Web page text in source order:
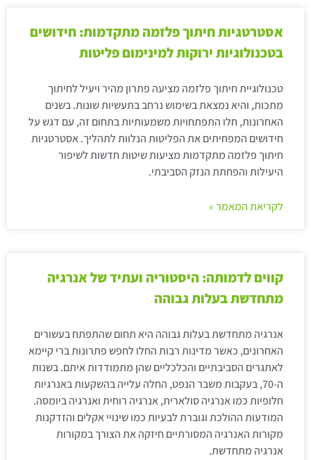
אסטרטגיות חיתוך פלזמה מתקדמות: חידושים
בטכנולוגיות ירוקות למינימום פליטות
טכנולוגיית חיתוך פלזמה מציעה פתרון מהיר ויעיל לחיתוך
מתכות, והיא נמצאת בשימוש נרחב בתעשיות שונות. בשנים
האחרונות, חלו התפתחויות משמעותיות בתחום זה, עם דגש על
חידושים המפחיתים את הפליטות הנלוות לתהליך. אסטרטגיות
חיתוך פלזמה מתקדמות מציעות שיטות חדשות לשיפור
היעילות והפחתת הנזק הסביבתי.
לקריאת המאמר »
קווים לדמותה: היסטוריה ועתיד של אנרגיה
מתחדשת בעלות גבוהה
אנרגיה מתחדשת בעלות גבוהה היא תחום שהתפתח בעשורים
האחרונים, כאשר מדינות רבות החלו לחפש פתרונות ברי קיימא
לאתגרים הסביבתיים והכלכליים שהן מתמודדות איתם. בשנות
ה-70, בעקבות משבר הנפט, החלה עלייה בהשקעות באנרגיות
חלופיות כמו אנרגיה סולארית, אנרגיה רוחית ואנרגיה ביומסה.
המודעות ההולכת וגוברת לבעיות כמו שינויי אקלים והזדקנות
מקורות האנרגיה המסורתיים חיזקה את הצורך במקורות
אנרגיה מתחדשת.